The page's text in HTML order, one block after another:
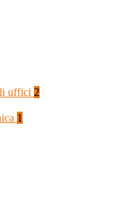
uffici 2
1